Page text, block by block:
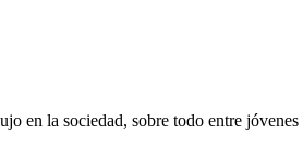
en la sociedad, sobre todo entre